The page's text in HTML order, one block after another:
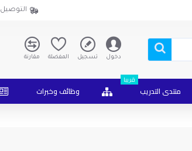
التوصيل
دخول تسجيل المفضلة مقارنة
منتدى التدريب
قريبا
وظائف وخبرات